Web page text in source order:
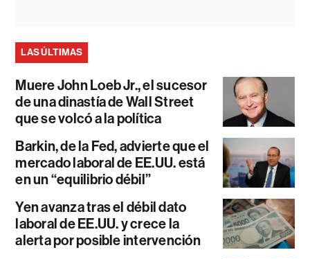
LAS ÚLTIMAS
Muere John Loeb Jr., el sucesor
de una dinastía de Wall Street
que se volcó a la política
Barkin, de la Fed, advierte que el
mercado laboral de EE.UU. está
en un “equilibrio débil”
Yen avanza tras el débil dato
laboral de EE.UU. y crece la
alerta por posible intervención